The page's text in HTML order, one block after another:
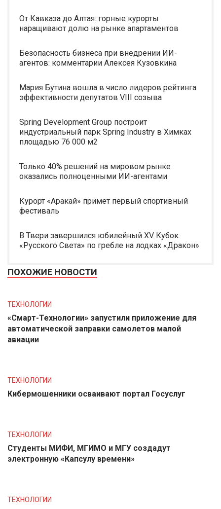
От Кавказа до Алтая: горные курорты
наращивают долю на рынке апартаментов
Безопасность бизнеса при внедрении ИИ-
агентов: комментарии Алексея Кузовкина
Мария Бутина вошла в число лидеров рейтинга
эффективности депутатов VIII созыва
Spring Development Group построит
индустриальный парк Spring Industry в Химках
площадью 76 000 м2
Только 40% решений на мировом рынке
оказались полноценными ИИ-агентами
Курорт «Аракай» примет первый спортивный
фестиваль
В Твери завершился юбилейный XV Кубок
«Русского Света» по гребле на лодках «Дракон»
ПОХОЖИЕ НОВОСТИ
ТЕХНОЛОГИИ
«Смарт-Технологии» запустили приложение для
автоматической заправки самолетов малой
авиации
ТЕХНОЛОГИИ
Кибермошенники осваивают портал Госуслуг
ТЕХНОЛОГИИ
Студенты МИФИ, МГИМО и МГУ создадут
электронную «Капсулу времени»
ТЕХНОЛОГИИ